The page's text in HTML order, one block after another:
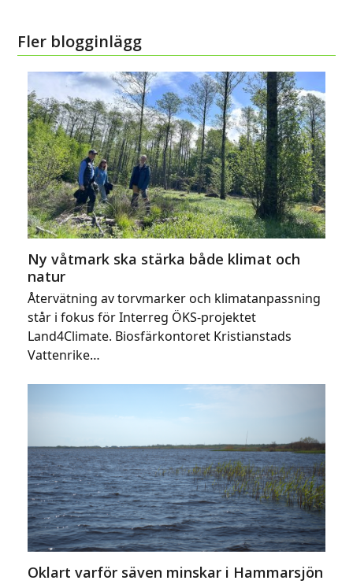
Fler blogginlägg
Ny våtmark ska stärka både klimat och
natur
Återvätning av torvmarker och klimatanpassning
står i fokus för Interreg ÖKS-projektet
Land4Climate. Biosfärkontoret Kristianstads
Vattenrike…
Oklart varför säven minskar i Hammarsjön